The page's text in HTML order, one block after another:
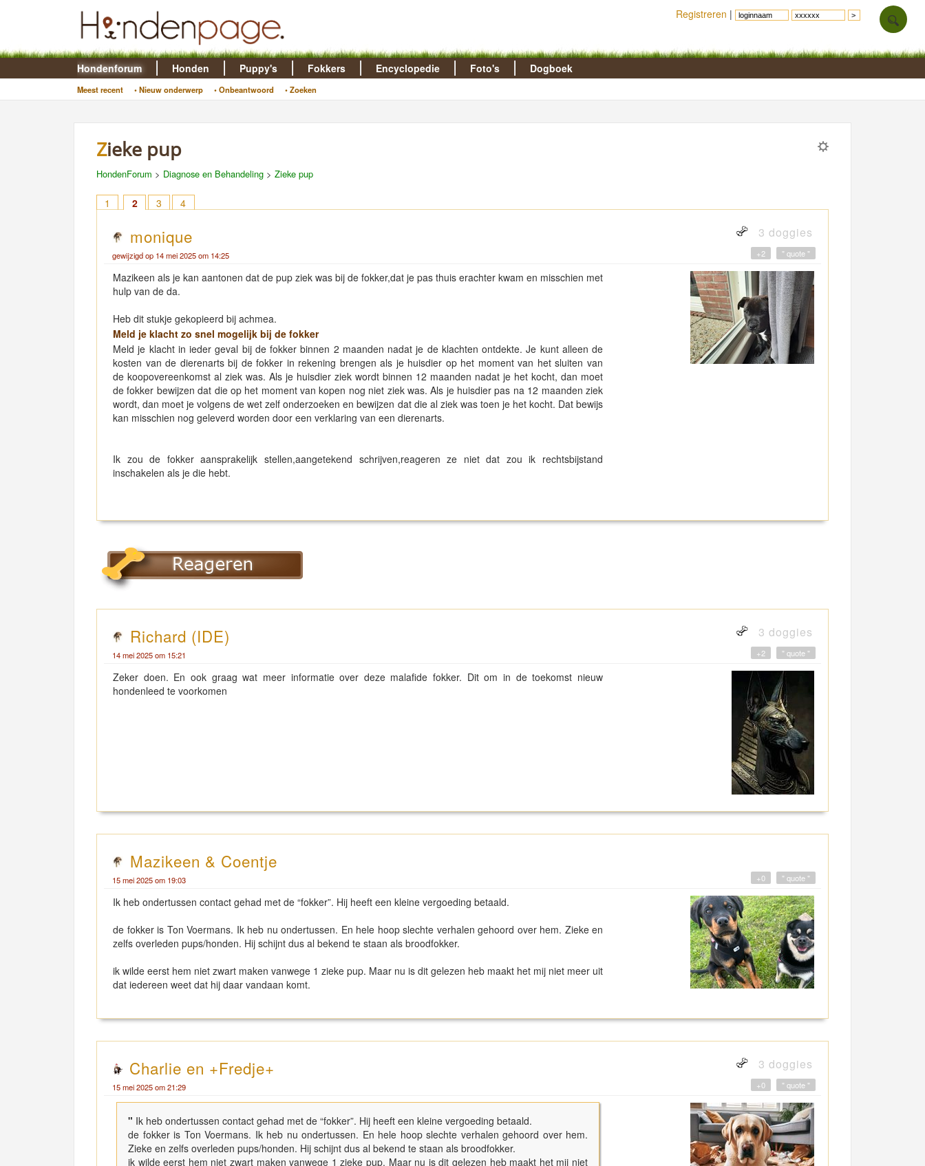
Hondenforum
Meest recent • Nieuw onderwerp • Onbeantwoord • Zoeken
Honden Puppy's Fokkers Encyclopedie Foto's Dogboek
Zieke pup
HondenForum > Diagnose en Behandeling > Zieke pup
1 2 3 4
monique 3 doggies
gewijzigd op 14 mei 2025 om 14:25 " quote "
+2
Mazikeen als je kan aantonen dat de pup ziek was bij de fokker,dat je pas thuis erachter kwam en misschien met
hulp van de da.
Heb dit stukje gekopieerd bij achmea.
Meld je klacht zo snel mogelijk bij de fokker
Meld je klacht in ieder geval bij de fokker binnen 2 maanden nadat je de klachten ontdekte. Je kunt alleen de
kosten van de dierenarts bij de fokker in rekening brengen als je huisdier op het moment van het sluiten van
de koopovereenkomst al ziek was. Als je huisdier ziek wordt binnen 12 maanden nadat je het kocht, dan moet
de fokker bewijzen dat die op het moment van kopen nog niet ziek was. Als je huisdier pas na 12 maanden ziek
wordt, dan moet je volgens de wet zelf onderzoeken en bewijzen dat die al ziek was toen je het kocht. Dat bewijs
kan misschien nog geleverd worden door een verklaring van een dierenarts.
Ik zou de fokker aansprakelijk stellen,aangetekend schrijven,reageren ze niet dat zou ik rechtsbijstand
inschakelen als je die hebt.
Richard (IDE) 3 doggies
14 mei 2025 om 15:21 " quote "
+2
Zeker doen. En ook graag wat meer informatie over deze malafide fokker. Dit om in de toekomst nieuw
hondenleed te voorkomen
Mazikeen & Coentje
15 mei 2025 om 19:03 " quote "
+0
Ik heb ondertussen contact gehad met de “fokker”. Hij heeft een kleine vergoeding betaald.
de fokker is Ton Voermans. Ik heb nu ondertussen. En hele hoop slechte verhalen gehoord over hem. Zieke en
zelfs overleden pups/honden. Hij schijnt dus al bekend te staan als broodfokker.
ik wilde eerst hem niet zwart maken vanwege 1 zieke pup. Maar nu is dit gelezen heb maakt het mij niet meer uit
dat iedereen weet dat hij daar vandaan komt.
Charlie en +Fredje+ 3 doggies
15 mei 2025 om 21:29 " quote "
+0
" Ik heb ondertussen contact gehad met de “fokker”. Hij heeft een kleine vergoeding betaald.
de fokker is Ton Voermans. Ik heb nu ondertussen. En hele hoop slechte verhalen gehoord over hem.
Zieke en zelfs overleden pups/honden. Hij schijnt dus al bekend te staan als broodfokker.
ik wilde eerst hem niet zwart maken vanwege 1 zieke pup. Maar nu is dit gelezen heb maakt het mij niet
Registreren |